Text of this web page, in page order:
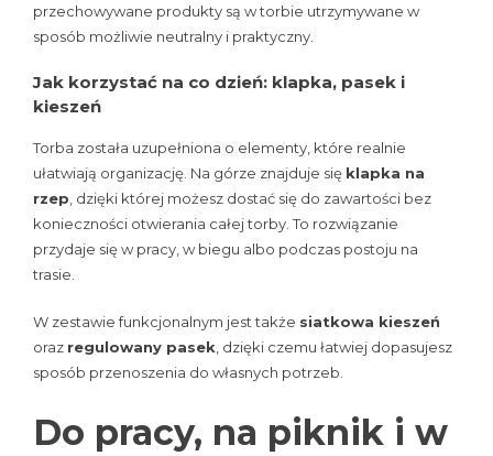
przechowywane produkty są w torbie utrzymywane w
sposób możliwie neutralny i praktyczny.
Jak korzystać na co dzień: klapka, pasek i
kieszeń
Torba została uzupełniona o elementy, które realnie
ułatwiają organizację. Na górze znajduje się klapka na
rzep, dzięki której możesz dostać się do zawartości bez
konieczności otwierania całej torby. To rozwiązanie
przydaje się w pracy, w biegu albo podczas postoju na
trasie.
W zestawie funkcjonalnym jest także siatkowa kieszeń
oraz regulowany pasek , dzięki czemu łatwiej dopasujesz
sposób przenoszenia do własnych potrzeb.
Do pracy, na piknik i w